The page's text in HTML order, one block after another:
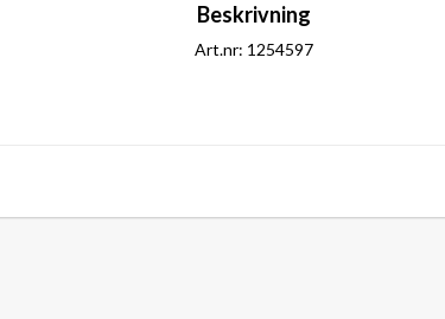
Beskrivning
Art.nr: 1254597